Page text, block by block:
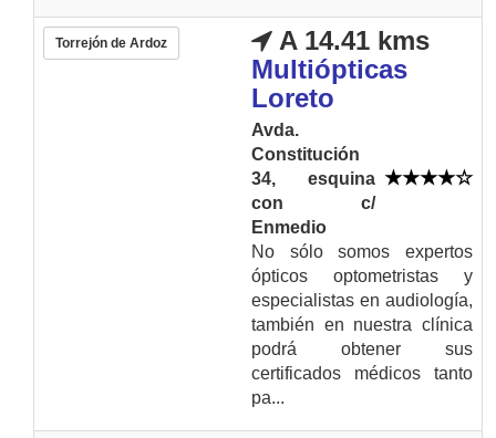
Torrejón de Ardoz
A 14.41 kms
Multiópticas
Loreto
Avda.
Constitución
34, esquina
con c/
Enmedio
No sólo somos expertos
ópticos optometristas y
especialistas en audiología,
también en nuestra clínica
podrá obtener sus
certificados médicos tanto
pa...